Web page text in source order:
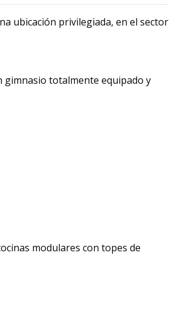
ubicación privilegiada, en el sector
gimnasio totalmente equipado y
modulares con topes de